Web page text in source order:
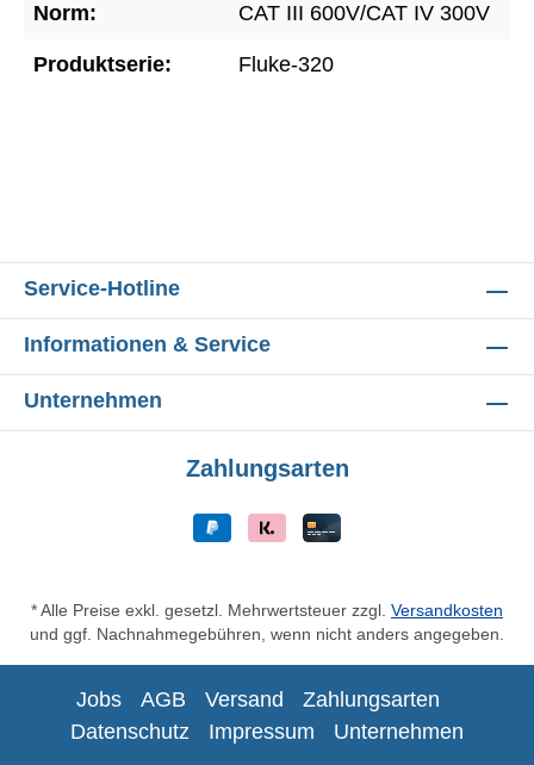
Norm: CAT III 600V/CAT IV 300V
Produktserie: Fluke-320
Service-Hotline
Informationen & Service
Unternehmen
Zahlungsarten
* Alle Preise exkl. gesetzl. Mehrwertsteuer zzgl. Versandkosten
und ggf. Nachnahmegebühren, wenn nicht anders angegeben.
Jobs AGB Versand
Zahlungsarten
Datenschutz
Impressum Unternehmen